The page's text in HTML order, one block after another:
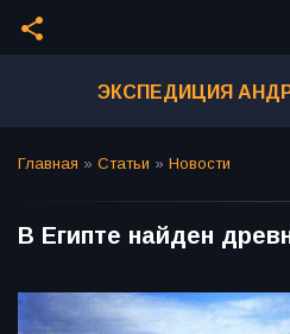
share
ЭКСПЕДИЦИЯ
Главная » Статьи » Новости
В Египте найден